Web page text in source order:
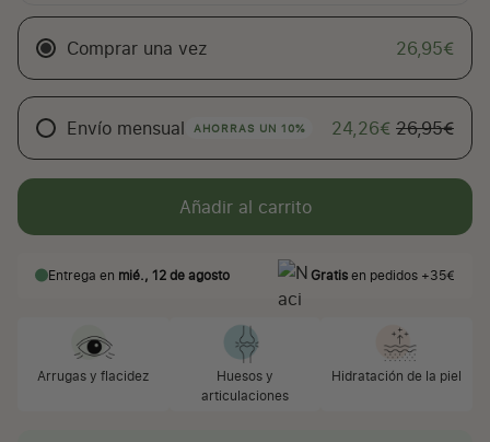
Comprar una vez 26,95€
Envío mensual AHORRAS UN 10% 24,26€ 26,95€
Añadir al carrito
Entrega en mié., 12 de agosto Gratisen pedidos +35€
Arrugas y flacidez
Huesos y
articulaciones
Hidratación de la piel